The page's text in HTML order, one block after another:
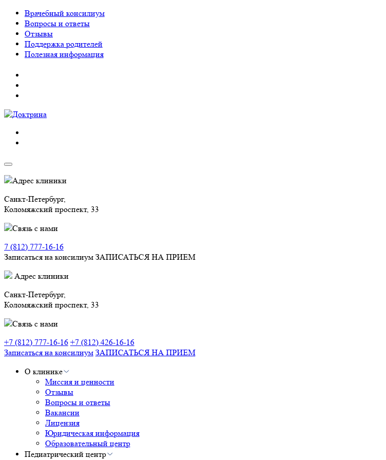
Врачебный консилиум
Вопросы и ответы
Отзывы
Поддержка родителей
Полезная информация
Адрес клиники
Санкт-Петербург,
Коломяжский проспект, 33
Связь с нами
7 (812) 777-16-16
Записаться на консилиум ЗАПИСАТЬСЯ НА ПРИЕМ
Адрес клиники
Санкт-Петербург,
Коломяжский проспект, 33
Связь с нами
+7 (812) 777-16-16 +7 (812) 426-16-16
Записаться на консилиум ЗАПИСАТЬСЯ НА ПРИЕМ
О клинике
Миссия и ценности
Отзывы
Вопросы и ответы
Вакансии
Лицензия
Юридическая информация
Образовательный центр
Педиатрический центр